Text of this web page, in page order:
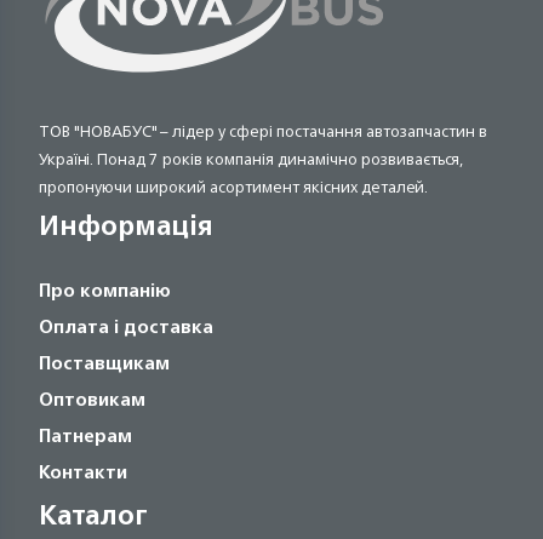
ТОВ "НОВАБУС" – лідер у сфері постачання автозапчастин в
Україні. Понад 7 років компанія динамічно розвивається,
пропонуючи широкий асортимент якісних деталей.
Информація
Про компанію
Оплата і доставка
Поставщикам
Оптовикам
Патнерам
Контакти
Каталог